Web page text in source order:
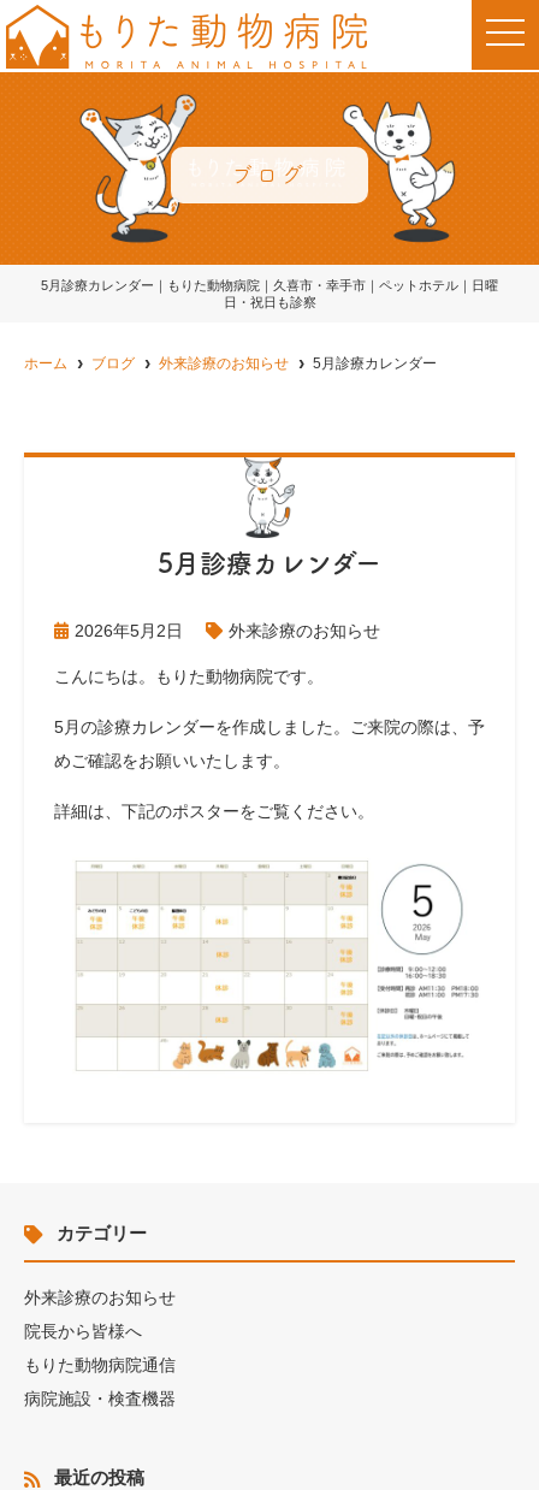
ブログ
5月診療カレンダー｜もりた動物病院｜久喜市・幸手市｜ペットホテル｜日曜
日・祝日も診察
t
o
i
ホーム ブログ 外来診療のお知らせ 5月診療カレンダー
5月診療カレンダー
2026年5月2日 外来診療のお知らせ
こんにちは。もりた動物病院です。
5月の診療カレンダーを作成しました。ご来院の際は、予
めご確認をお願いいたします。
詳細は、下記のポスターをご覧ください。
カテゴリー
外来診療のお知らせ
院長から皆様へ
もりた動物病院通信
病院施設・検査機器
最近の投稿